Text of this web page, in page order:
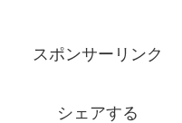
スポンサーリンク
シェアする